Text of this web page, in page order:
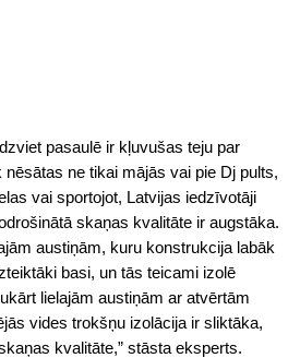
pasaulē ir kļuvušas teju par
ne tikai mājās vai pie Dj pults,
vai sportojot, Latvijas iedzīvotāji
skaņas kvalitāte ir augstāka.
austiņām, kuru konstrukcija labāk
basi, un tās teicami izolē
lielajām austiņām ar atvērtām
vides trokšņu izolācija ir sliktāka,
kvalitāte,” stāsta eksperts.